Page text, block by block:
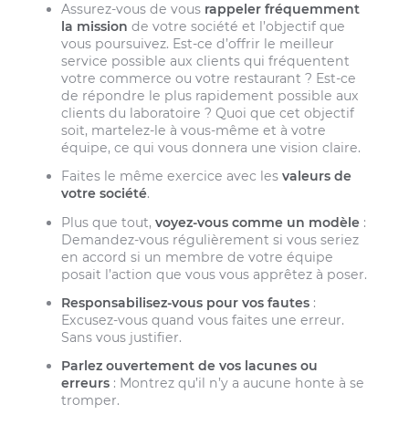
Assurez-vous de vous rappeler fréquemment
la mission de votre société et l’objectif que
vous poursuivez. Est-ce d’offrir le meilleur
service possible aux clients qui fréquentent
votre commerce ou votre restaurant ? Est-ce
de répondre le plus rapidement possible aux
clients du laboratoire ? Quoi que cet objectif
soit, martelez-le à vous-même et à votre
équipe, ce qui vous donnera une vision claire.
Faites le même exercice avec lesvaleurs de
votre société.
Plus que tout,voyez-vous comme un modèle :
Demandez-vous régulièrement si vous seriez
en accord si un membre de votre équipe
posait l’action que vous vous apprêtez à poser.
Responsabilisez-vous pour vos fautes :
Excusez-vous quand vous faites une erreur.
Sans vous justifier.
Parlez ouvertement de vos lacunes ou
erreurs : Montrez qu’il n’y a aucune honte à se
tromper.